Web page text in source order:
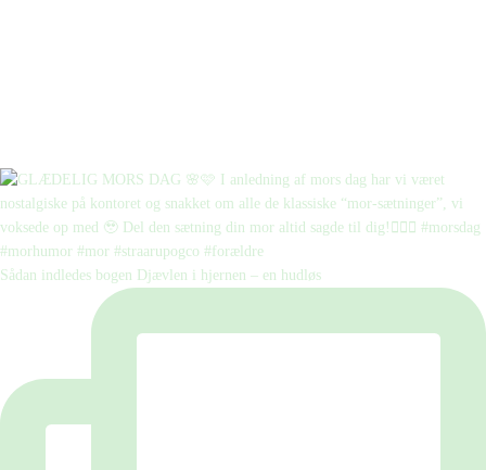
Sådan indledes bogen Djævlen i hjernen – en hudløs